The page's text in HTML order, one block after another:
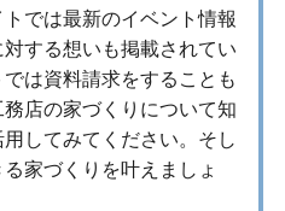
では最新のイベント情報
する想いも掲載されてい
は資料請求をすることも
店の家づくりについて知
してみてください。そし
家づくりを叶えましょ